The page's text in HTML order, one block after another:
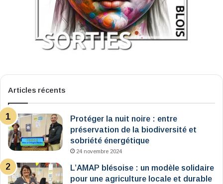
Articles récents
Protéger la nuit noire : entre
préservation de la biodiversité et
sobriété énergétique
24 novembre 2024
L’AMAP blésoise : un modèle solidaire
pour une agriculture locale et durable